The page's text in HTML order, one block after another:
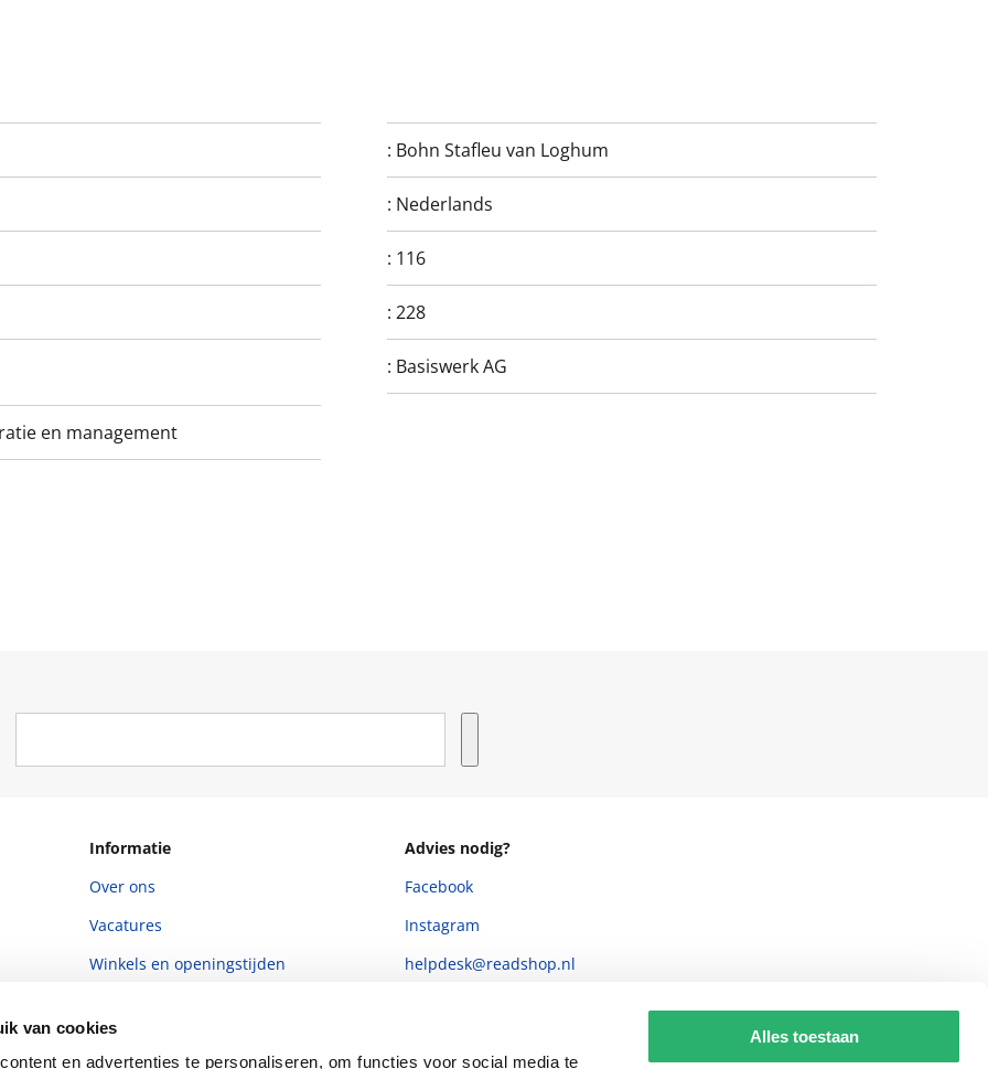
van cookies
en advertenties te personaliseren, om functies voor social media te
Alles toestaan
: Bohn Stafleu van Loghum
: Nederlands
: 116
:228
: Basiswerk AG
en management
Informatie
Over ons
Vacatures
Winkels en openingstijden
Ondernemer worden
Advies nodig?
Facebook
Instagram
helpdesk@readshop.nl